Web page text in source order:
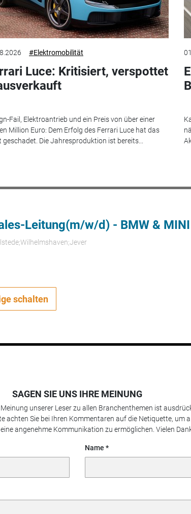
#Elektromobilität
Luce: Kritisiert, verspottet
Fail, Elektroantrieb und ein Preis von über einer
Million Euro: Dem Erfolg des Ferrari Luce hat das
geschadet. Die Jahresproduktion ist bereits...
Leitung(m/w/d) - BMW & MINI
schalten
SAGEN SIE UNS IHRE MEINUNG
unserer Leser zu allen Branchenthemen ist
achten Sie bei Ihren Kommentaren auf die Netiquette, um
angenehme Kommunikation zu ermöglichen. Vielen
Name